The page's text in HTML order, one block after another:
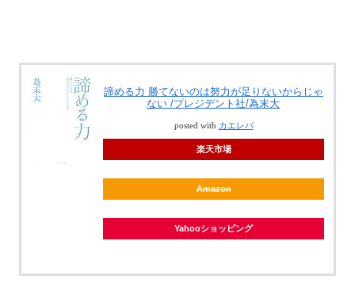
諦める力 勝てないのは努力が足りないからじゃ
ない /プレジデント社/為末大
posted with カエレバ
楽天市場
Amazon
Yahooショッピング